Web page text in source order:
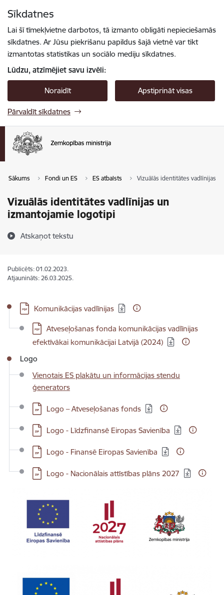
Sīkdatnes
Lai šī tīmekļvietne darbotos, tā izmanto obligāti nepieciešamās
sīkdatnes. Ar Jūsu piekrišanu papildus šajā vietnē var tikt
izmantotas statistikas un sociālo mediju sīkdatnes.
Lūdzu, atzīmējiet savu izvēli:
Noraidīt Apstiprināt visas
Pārvaldīt sīkdatnes
Sākums Fondi un ES ES atbalsts Vizuālās identitātes vadlīnijas
Vizuālās identitātes vadlīnijas un
izmantojamie logotipi
Atskaņot tekstu
Publicēts: 01.02.2023.
Atjaunināts: 26.03.2025.
Lejupielādēt:
Komunikācijas vadlīnijas
Lejupielādēt:
Atveseļošanas fonda komunikācijas vadlīnijas
efektīvākai komunikācijai Latvijā (2024)
Logo
Vienotais ES plakātu un informācijas stendu
ģenerators
Lejupielādēt:
Logo – Atveseļošanas fonds
Lejupielādēt:
Logo - Līdzfinansē Eiropas Savienība
Lejupielādēt:
Logo - Finansē Eiropas Savienība
Lejupielādēt:
Logo - Nacionālais attīstības plāns 2027